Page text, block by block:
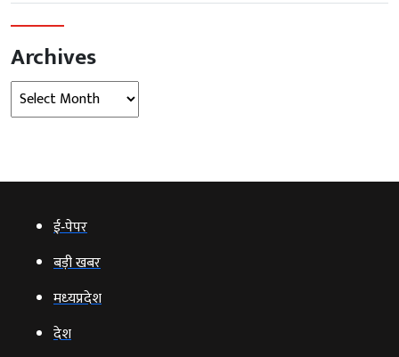
Archives
Archives
ई‑पेपर
बड़ी खबर
मध्‍यप्रदेश
देश